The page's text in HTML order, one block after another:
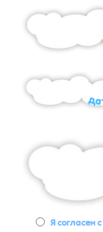
Я согласен с